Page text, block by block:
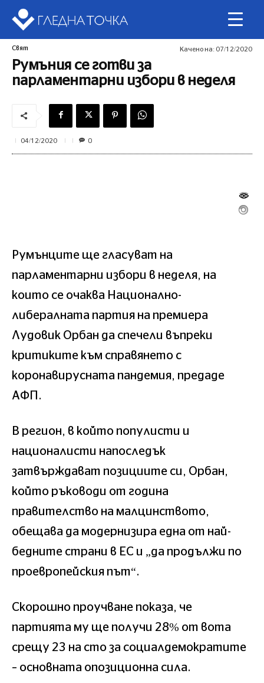
Свят Качено на:07/12/2020
Румъния се готви за
парламентарни избори в неделя
04/12/2020 0
Румънците ще гласуват на
парламентарни избори в неделя, на
които се очаква Национално-
либералната партия на премиера
Лудовик Орбан да спечели въпреки
критиките към справянето с
коронавирусната пандемия, предаде
АФП.
В регион, в който популисти и
националисти напоследък
затвърждават позициите си, Орбан,
който ръководи от година
правителство на малцинството,
обещава да модернизира една от най-
бедните страни в ЕС и „да продължи по
проевропейския път“.
Скорошно проучване показа, че
партията му ще получи 28% от вота
срещу 23 на сто за социалдемократите
– основната опозиционна сила.